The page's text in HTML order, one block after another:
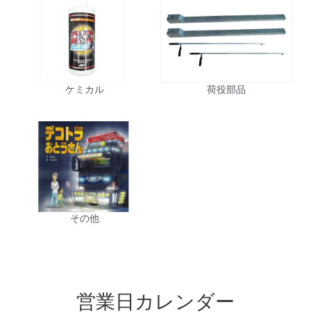
ケミカル 荷役部品
その他
営業日カレンダー